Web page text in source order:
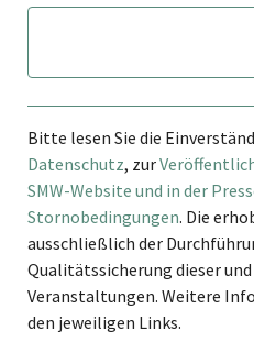
Bitte lesen Sie die
Datenschutz, zur
SMW-Website und in der
Stornobedingungen. Die
ausschließlich der
Qualitätssicherung dieser
Veranstaltungen. Weitere
den jeweiligen Links.